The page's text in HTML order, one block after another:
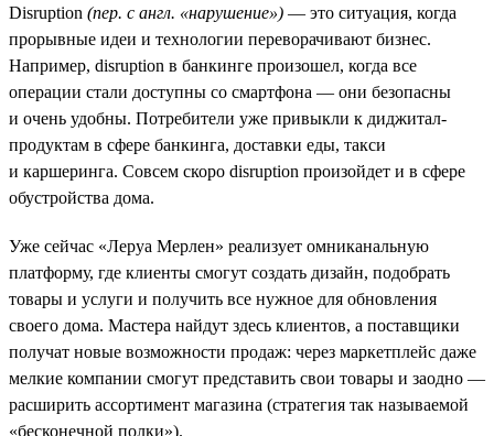
Disruption (пер. с англ. «нарушение») — это ситуация, когда
прорывные идеи и технологии переворачивают бизнес.
Например, disruption в банкинге произошел, когда все
операции стали доступны со смартфона — они безопасны
и очень удобны. Потребители уже привыкли к диджитал-
продуктам в сфере банкинга, доставки еды, такси
и каршеринга. Совсем скоро disruption произойдет и в сфере
обустройства дома.
Уже сейчас «Леруа Мерлен» реализует омниканальную
платформу, где клиенты смогут создать дизайн, подобрать
товары и услуги и получить все нужное для обновления
своего дома. Мастера найдут здесь клиентов, а поставщики
получат новые возможности продаж: через маркетплейс даже
мелкие компании смогут представить свои товары и заодно —
расширить ассортимент магазина (стратегия так называемой
«бесконечной полки»).